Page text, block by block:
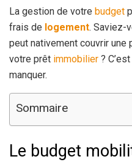
La gestion de votre budget
frais de logement. Saviez-
peut nativement couvrir une
votre prêt immobilier ?
manquer.
Sommaire
Le budget